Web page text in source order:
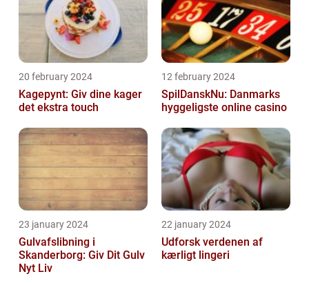
20 february 2024
Kagepynt: Giv dine kager
det ekstra touch
12 february 2024
SpilDanskNu: Danmarks
hyggeligste online casino
23 january 2024
Gulvafslibning i
Skanderborg: Giv Dit Gulv
Nyt Liv
22 january 2024
Udforsk verdenen af
kærligt lingeri